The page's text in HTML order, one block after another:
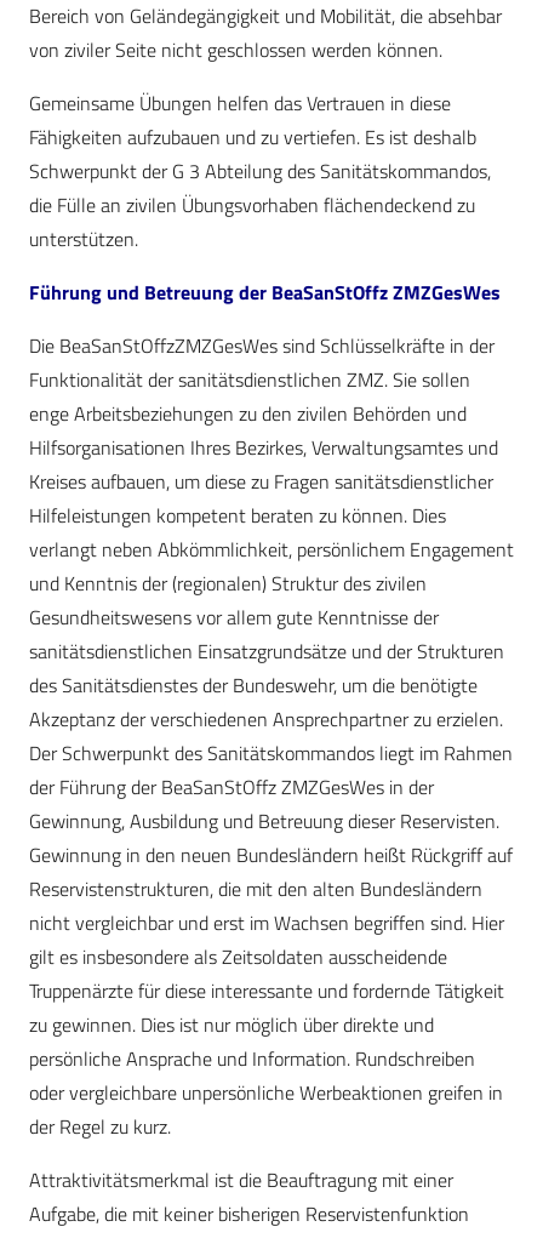
Bereich von Geländegängigkeit und Mobilität, die absehbar
von ziviler Seite nicht geschlossen werden können.
Gemeinsame Übungen helfen das Vertrauen in diese
Fähigkeiten aufzubauen und zu vertiefen. Es ist deshalb
Schwerpunkt der G 3 Abteilung des Sanitätskommandos,
die Fülle an zivilen Übungsvorhaben flächendeckend zu
unterstützen.
Führung und Betreuung der BeaSanStOffz ZMZGesWes
Die BeaSanStOffzZMZGesWes sind Schlüsselkräfte in der
Funktionalität der sanitätsdienstlichen ZMZ. Sie sollen
enge Arbeitsbeziehungen zu den zivilen Behörden und
Hilfsorganisationen Ihres Bezirkes, Verwaltungsamtes und
Kreises aufbauen, um diese zu Fragen sanitätsdienstlicher
Hilfeleistungen kompetent beraten zu können. Dies
verlangt neben Abkömmlichkeit, persönlichem Engagement
und Kenntnis der (regionalen) Struktur des zivilen
Gesundheitswesens vor allem gute Kenntnisse der
sanitätsdienstlichen Einsatzgrundsätze und der Strukturen
des Sanitätsdienstes der Bundeswehr, um die benötigte
Akzeptanz der verschiedenen Ansprechpartner zu erzielen.
Der Schwerpunkt des Sanitätskommandos liegt im Rahmen
der Führung der BeaSanStOffz ZMZGesWes in der
Gewinnung, Ausbildung und Betreuung dieser Reservisten.
Gewinnung in den neuen Bundesländern heißt Rückgriff auf
Reservistenstrukturen, die mit den alten Bundesländern
nicht vergleichbar und erst im Wachsen begriffen sind. Hier
gilt es insbesondere als Zeitsoldaten ausscheidende
Truppenärzte für diese interessante und fordernde Tätigkeit
zu gewinnen. Dies ist nur möglich über direkte und
persönliche Ansprache und Information. Rundschreiben
oder vergleichbare unpersönliche Werbeaktionen greifen in
der Regel zu kurz.
Attraktivitätsmerkmal ist die Beauftragung mit einer
Aufgabe, die mit keiner bisherigen Reservistenfunktion